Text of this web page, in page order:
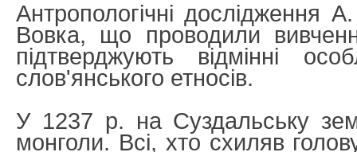
Антропологічні дослідження
Вовка, що проводили
підтверджують відмінні
слов'янського етносів.
У 1237 р. на Суздальську
монголи. Всі, хто схиляв